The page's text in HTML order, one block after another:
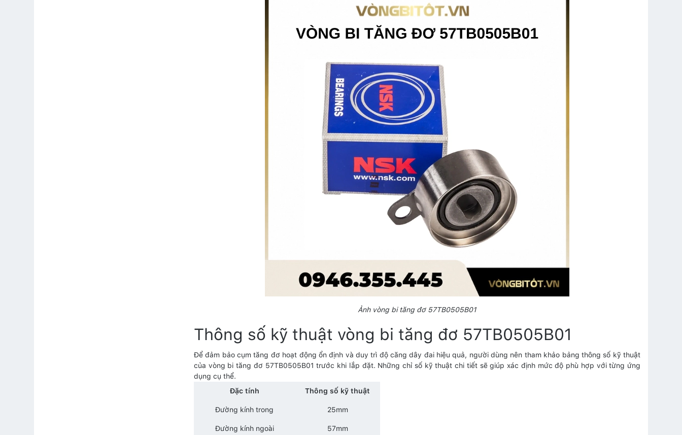
Ảnh vòng bi tăng đơ 57TB0505B01
Thông số kỹ thuật vòng bi tăng đơ 57TB0505B01
Để đảm bảo cụm tăng đơ hoạt động ổn định và duy trì độ căng dây đai hiệu quả, người dùng nên tham khảo bảng thông số kỹ thuật
của vòng bi tăng đơ 57TB0505B01 trước khi lắp đặt. Những chỉ số kỹ thuật chi tiết sẽ giúp xác định mức độ phù hợp với từng ứng
dụng cụ thể.
Đặc tính
Thông số kỹ thuật
Đường kính trong 25mm
Đường kính ngoài 57mm